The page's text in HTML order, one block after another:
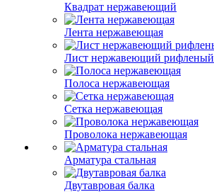
Квадрат нержавеющий
Лента нержавеющая
Лист нержавеющий рифленый
Полоса нержавеющая
Сетка нержавеющая
Проволока нержавеющая
Арматура стальная
Двутавровая балка